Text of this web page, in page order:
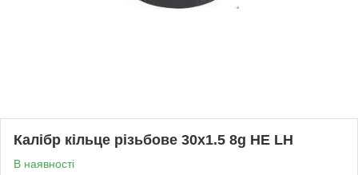
Калібр кільце різьбове 30х1.5 8g НЕ LH
В наявності